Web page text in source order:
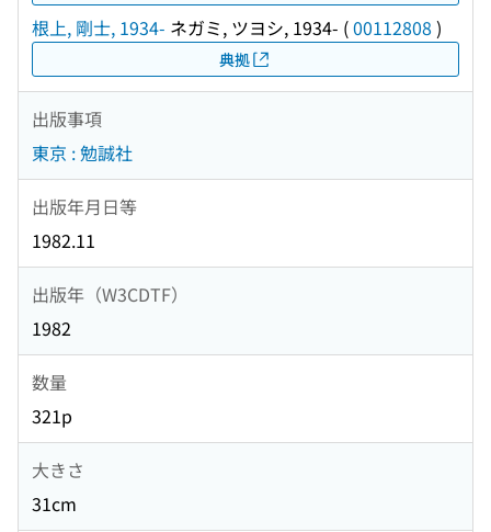
根上, 剛士, 1934- ネガミ, ツヨシ, 1934- (00112808 )
典拠
出版事項
東京 : 勉誠社
出版年月日等
1982.11
出版年（W3CDTF）
1982
数量
321p
大きさ
31cm